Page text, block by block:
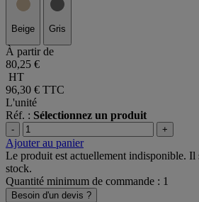
Beige Gris
À partir de
80,25 €
HT
96,30 € TTC
L'unité
Réf. : Sélectionnez un produit
- +
Ajouter au panier
Le produit est actuellement indisponible. Il
stock.
Quantité minimum de commande : 1
Besoin d'un devis ?